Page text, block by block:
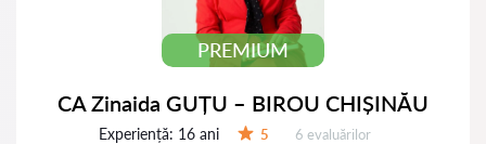
PREMIUM
CA Zinaida GUȚU – BIROU CHIȘINĂU
Experiență: 16 ani 5 Evaluărilor:
6 evaluărilor